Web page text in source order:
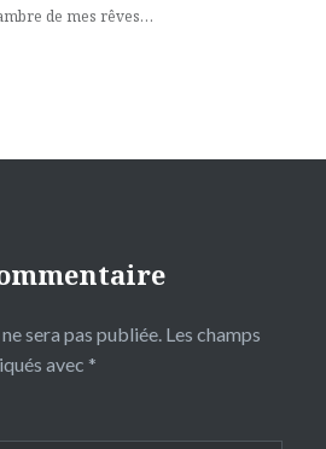
de mes rêves…
sera pas publiée. Les champs
avec *